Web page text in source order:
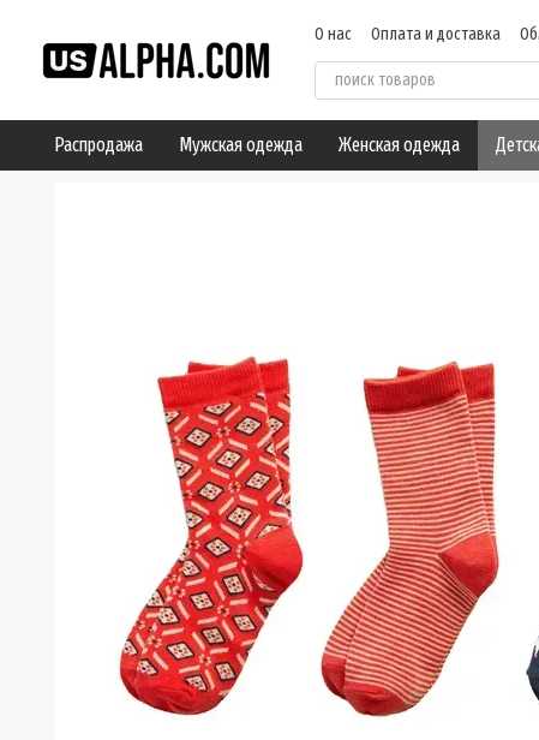
О нас Оплата и доставка
Пользовательское
Распродажа Мужская одежда Женская одежда